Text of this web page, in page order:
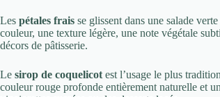
Les pétales frais se glissent dans une salade
couleur, une texture légère, une note végétale
décors de pâtisserie.
Le sirop de coquelicot est l’usage le plus
couleur rouge profonde entièrement naturelle et